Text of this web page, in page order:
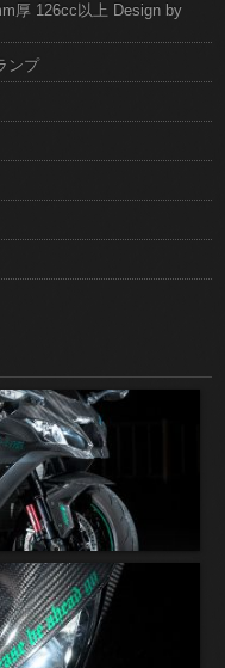
厚 126cc以上 Design by
ンプ